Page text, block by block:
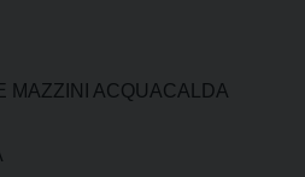
MAZZINI ACQUACALDA